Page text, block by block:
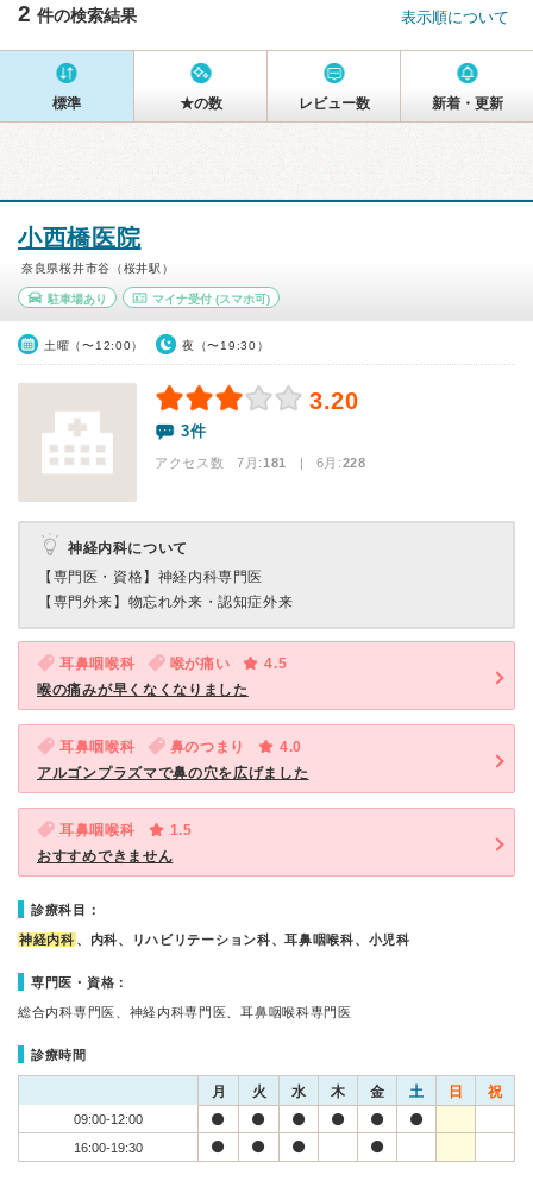
2 件の検索結果 表示順について
標準 ★の数 レビュー数 新着・更新
小西橋医院
奈良県桜井市谷（桜井駅）
駐車場あり マイナ受付(スマホ可)
土曜（〜12:00） 夜（〜19:30）
3.20
3件
アクセス数 7月:181 | 6月:228
神経内科について
【専門医・資格】 神経内科専門医
【専門外来】 物忘れ外来・認知症外来
耳鼻咽喉科 喉が痛い
4.5
喉の痛みが早くなくなりました
耳鼻咽喉科 鼻のつまり
4.0
アルゴンプラズマで鼻の穴を広げました
耳鼻咽喉科
1.5
おすすめできません
診療科目：
神経内科 、内科、リハビリテーション科、耳鼻咽喉科、小児科
専門医・資格：
総合内科専門医、神経内科専門医、耳鼻咽喉科専門医
診療時間
月 火 水 木 金 土 日 祝
09:00-12:00
16:00-19:30